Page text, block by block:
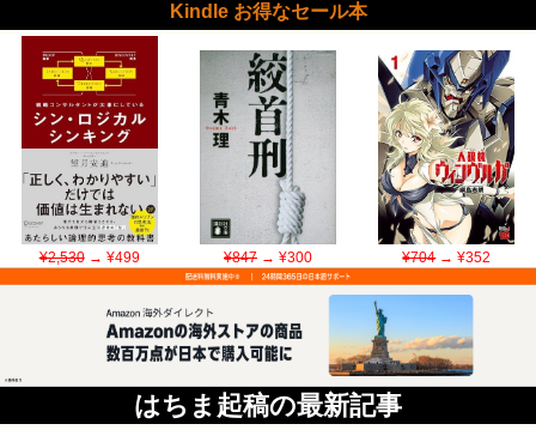
Kindle お得なセール本
¥2,530→ ¥499 ¥847→ ¥300 ¥704→ ¥352
はちま起稿の最新記事